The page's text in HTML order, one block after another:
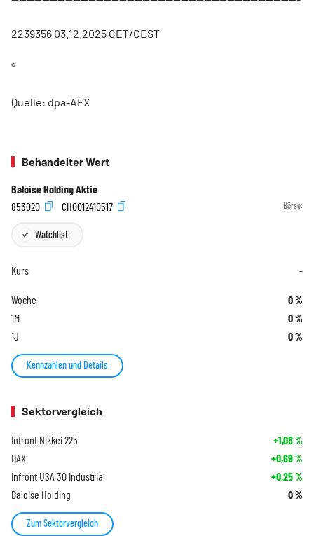
2239356 03.12.2025 CET/CEST
°
Quelle: dpa-AFX
Behandelter Wert
Baloise Holding Aktie
853020
CH0012410517 Börse:
Watchlist
Kurs -
Woche 0%
1M 0%
1J 0%
Kennzahlen und Details
Sektorvergleich
Infront Nikkei 225 +1,08%
DAX +0,69%
Infront USA 30 Industrial +0,25%
Baloise Holding 0%
Zum Sektorvergleich